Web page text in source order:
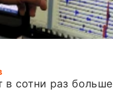
в сотни раз больше